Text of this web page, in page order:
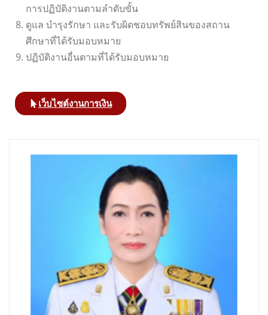
การปฏิบัติงานตามลำดับขั้น
ดูแล บำรุงรักษา และรับผิดชอบทรัพย์สินของสถาน
ศึกษาที่ได้รับมอบหมาย
ปฏิบัติงานอื่นตามที่ได้รับมอบหมาย
เว็บไซต์งานการเงิน